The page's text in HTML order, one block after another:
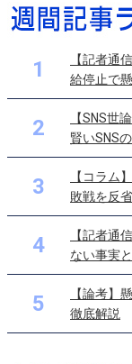
1
【記者通
給停止で
2
【SNS世
賢いSNS
3
【コラム
敗戦を反
4
【記者通
ない事実
5
【論考】
徹底解説